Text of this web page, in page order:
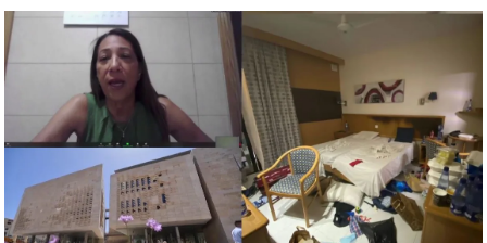
Espejo Público
Publicado:26 de julio de 2021, 10:50